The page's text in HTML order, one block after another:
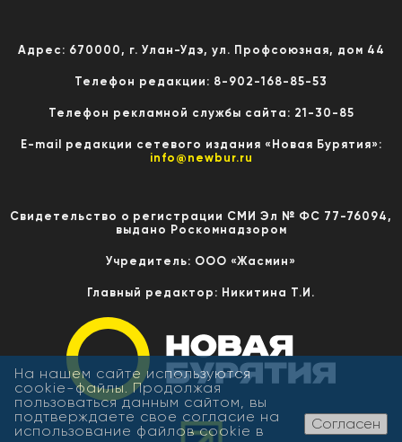
Адрес: 670000, г. Улан-Удэ, ул. Профсоюзная, дом 44
Телефон редакции: 8-902-168-85-53
Телефон рекламной службы сайта: 21-30-85
E-mail редакции сетевого издания «Новая Бурятия»:
info@newbur.ru
Свидетельство о регистрации СМИ Эл № ФС 77-76094,
выдано Роскомнадзором
Учредитель: ООО «Жасмин»
Главный редактор: Никитина Т.И.
На нашем сайте используются
cookie-файлы. Продолжая
пользоваться данным сайтом, вы
подтверждаете свое согласие на
использование файлов cookie в
Согласен